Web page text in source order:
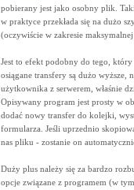
pobierany jest jako osobny plik.
w praktyce przekłada się na dużo
(oczywiście w zakresie maksymalnej
Jest to efekt podobny do tego,
osiągane transfery są dużo wyższe,
użytkownika z serwerem, właśnie
Opisywany program jest prosty w
dodać nowy transfer do kolejki,
formularza. Jeśli uprzednio
nas pliku - zostanie on
Duży plus należy się za bardzo
opcje związane z programem (w